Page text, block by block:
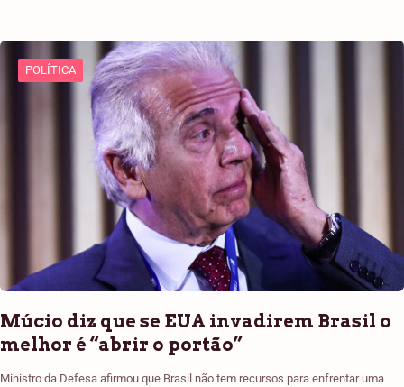
POLÍTICA
Múcio diz que se EUA invadirem Brasil o
melhor é “abrir o portão”
Ministro da Defesa afirmou que Brasil não tem recursos para enfrentar uma